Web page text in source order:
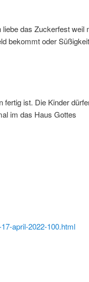
liebe das Zuckerfest weil
bekommt oder
fertig ist. Die Kinder
im das Haus Gottes
april-2022-100.html